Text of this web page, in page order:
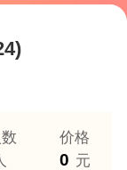
价格
0 元